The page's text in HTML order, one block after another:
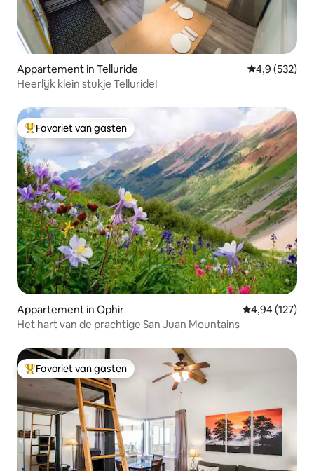
Appartement in Telluride Gemiddelde
4,9 (532)
Heerlijk klein stukje Telluride!
Topfavoriet van gasten
Favoriet van gasten
Appartement in Ophir Gemiddelde
4,94 (127)
Het hart van de prachtige San Juan Mountains
Topfavoriet van gasten
Favoriet van gasten